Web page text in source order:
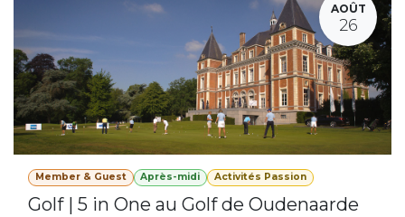
AOÛT
26
Member & Guest Après-midi Activités Passion
Golf | 5 in One au Golf de Oudenaarde